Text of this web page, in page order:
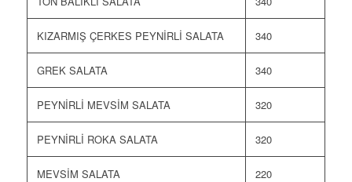
KIZARMIŞ ÇERKES PEYNİRLİ SALATA 340
GREK SALATA 340
PEYNİRLİ MEVSİM SALATA 320
PEYNİRLİ ROKA SALATA 320
MEVSİM SALATA 220